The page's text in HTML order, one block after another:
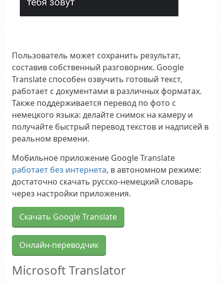
Пользователь может сохранить результат,
составив собственный разговорник. Google
Translate способен озвучить готовый текст,
работает с документами в различных форматах.
Также поддерживается перевод по фото с
немецкого языка: делайте снимок на камеру и
получайте быстрый перевод текстов и надписей в
реальном времени.
Мобильное приложение Google Translate
работает без интернета, в автономном режиме:
достаточно скачать русско-немецкий словарь
через настройки приложения.
Скачать Google Translate
Онлайн-переводчик
Microsoft Translator